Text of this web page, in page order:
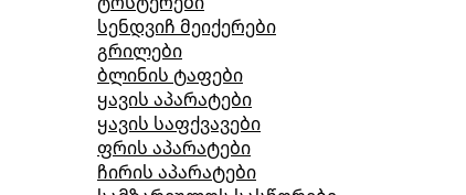
სენდვიჩ მეიქერები
გრილები
ბლინის ტაფები
ყავის აპარატები
ყავის საფქვავები
ფრის აპარატები
ჩირის აპარატები